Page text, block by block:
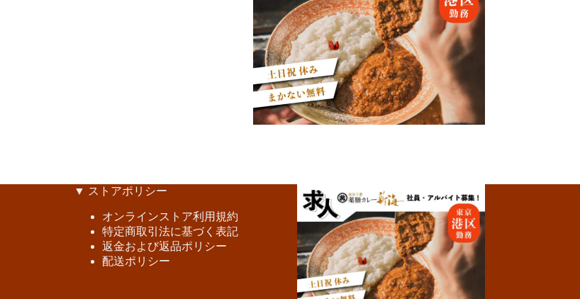
▼ ストアポリシー
オンラインストア利用規約
特定商取引法に基づく表記
返金および返品ポリシー
配送ポリシー